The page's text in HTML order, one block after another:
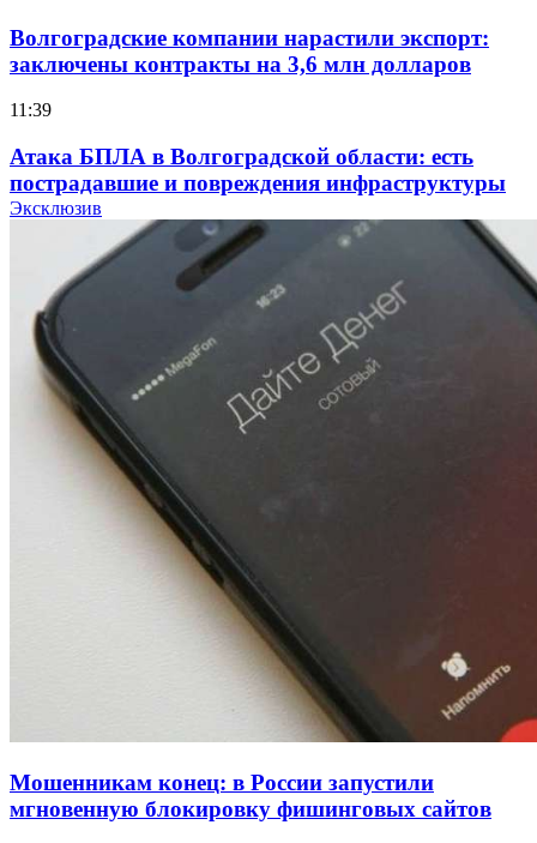
Волгоградские компании нарастили экспорт:
заключены контракты на 3,6 млн долларов
11:39
Атака БПЛА в Волгоградской области: есть
пострадавшие и повреждения инфраструктуры
Волгоградские вузы в топе зарплатного
рейтинга: ВолгГТУ и ВолгГМУ вошли в топ‑15
для химической отрасли и фармацевтики
18:39
В Красноармейском районе Волгограда стартует
конкурс на ремонт моста через Волго‑Донской
судоходный канал
Фестиваль #ТриЧетыре в Волгограде пройдёт
11–13 сентября в рамках Года единства народов
Эксклюзив
Мошенникам конец: в России запустили
мгновенную блокировку фишинговых сайтов